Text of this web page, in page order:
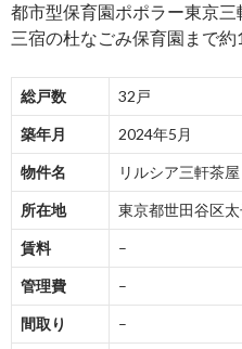
都市型保育園ポポラー東京
三宿の杜なごみ保育園まで約
総戸数 32戸
築年月 2024年5月
物件名 リルシア三軒茶屋
所在地 東京都世田谷区
賃料 –
管理費 –
間取り –